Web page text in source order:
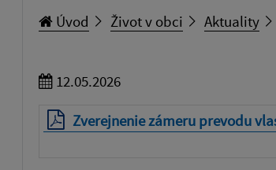
Úvod Život v obci Aktuality
12.05.2026
Zverejnenie zámeru prevodu